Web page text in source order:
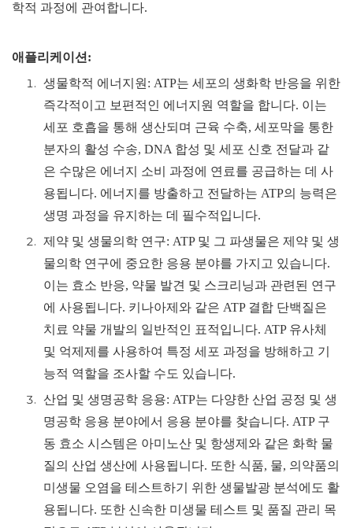
학적 과정에 관여합니다.
애플리케이션:
생물학적 에너지원: ATP는 세포의 생화학 반응을 위한
즉각적이고 보편적인 에너지원 역할을 합니다. 이는
세포 호흡을 통해 생산되며 근육 수축, 세포막을 통한
분자의 활성 수송, DNA 합성 및 세포 신호 전달과 같
은 수많은 에너지 소비 과정에 연료를 공급하는 데 사
용됩니다. 에너지를 방출하고 전달하는 ATP의 능력은
생명 과정을 유지하는 데 필수적입니다.
제약 및 생물의학 연구: ATP 및 그 파생물은 제약 및 생
물의학 연구에 중요한 응용 분야를 가지고 있습니다.
이는 효소 반응, 약물 발견 및 스크리닝과 관련된 연구
에 사용됩니다. 키나아제와 같은 ATP 결합 단백질은
치료 약물 개발의 일반적인 표적입니다. ATP 유사체
및 억제제를 사용하여 특정 세포 과정을 방해하고 기
능적 역할을 조사할 수도 있습니다.
산업 및 생명공학 응용: ATP는 다양한 산업 공정 및 생
명공학 응용 분야에서 응용 분야를 찾습니다. ATP 구
동 효소 시스템은 아미노산 및 항생제와 같은 화학 물
질의 산업 생산에 사용됩니다. 또한 식품, 물, 의약품의
미생물 오염을 테스트하기 위한 생물발광 분석에도 활
용됩니다. 또한 신속한 미생물 테스트 및 품질 관리 목